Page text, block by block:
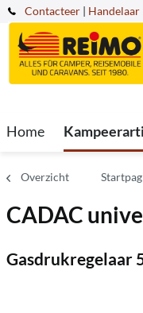
Contacteer | Handelaar
Home
Overzicht
CADAC
Gasdrukregelaar